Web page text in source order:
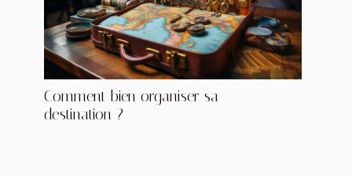
Comment bien organiser sa
destination ?